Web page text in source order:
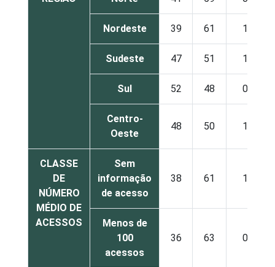
Nordeste 39 61 1
Sudeste 47 51 1
Sul 52 48 0
Centro-
Oeste
48 50 1
CLASSE
DE
NÚMERO
MÉDIO DE
ACESSOS
Sem
informação
de acesso
38 61 1
Menos de
100
acessos
36 63 0